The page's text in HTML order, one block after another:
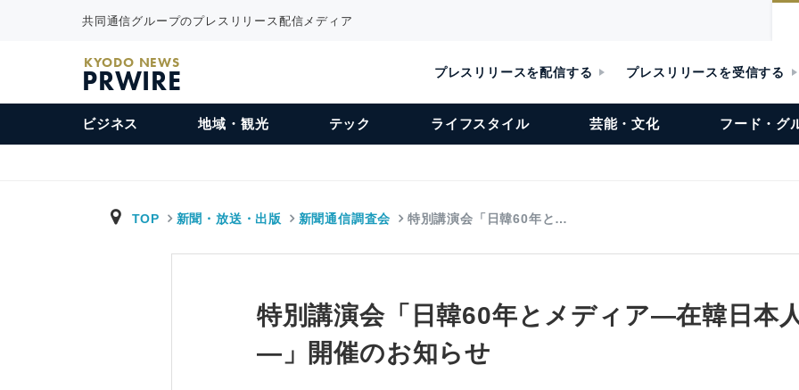
共同通信グループのプレスリリース配信メディア
KYODO NEWS
PRWIRE プレスリリースを配信する プレスリリースを受信する
ビジネス 地域・観光 テック ライフスタイル 芸能・文化 フード・グ
TOP 新聞・放送・出版 新聞通信調査会 特別講演会「日韓60年と…
特別講演会「日韓60年とメディア―在韓日本
―」開催のお知らせ